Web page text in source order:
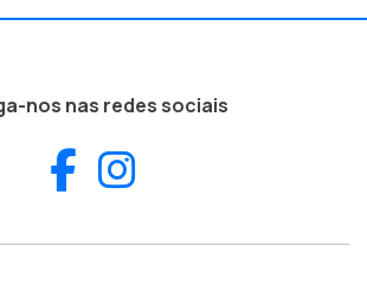
nos nas redes sociais
Facebook